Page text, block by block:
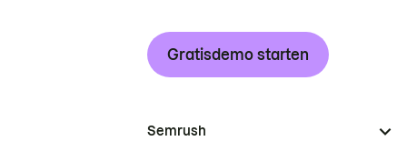
Gratisdemo starten
Semrush